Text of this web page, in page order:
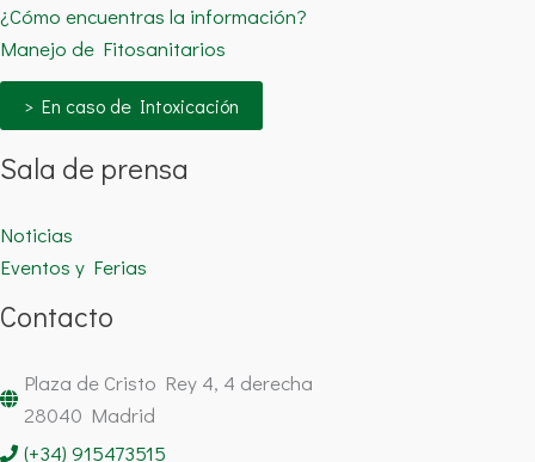
¿Cómo encuentras la información?
Manejo de Fitosanitarios
> En caso de Intoxicación
Sala de prensa
Noticias
Eventos y Ferias
Contacto
Plaza de Cristo Rey 4, 4 derecha
28040 Madrid
(+34) 915473515